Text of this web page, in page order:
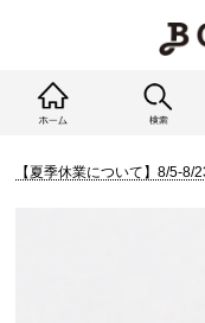
【夏季休業について】8/5-